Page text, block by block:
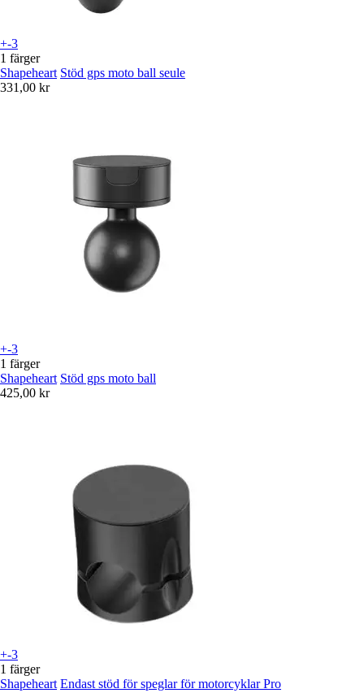
+-3
1 färger
Shapeheart Stöd gps moto ball seule
331,00 kr
+-3
1 färger
Shapeheart Stöd gps moto ball
425,00 kr
+-3
1 färger
Shapeheart Endast stöd för speglar för motorcyklar Pro